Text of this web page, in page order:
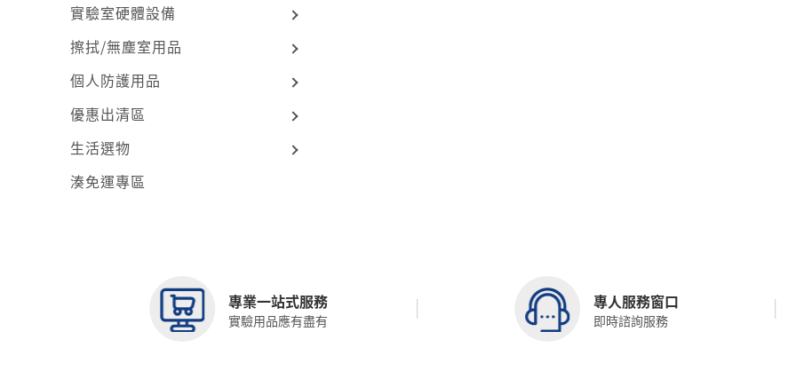
實驗室硬體設備
擦拭/無塵室用品
個人防護用品
優惠出清區
生活選物
湊免運專區
專業一站式服務
實驗用品應有盡有
專人服務窗口
即時諮詢服務